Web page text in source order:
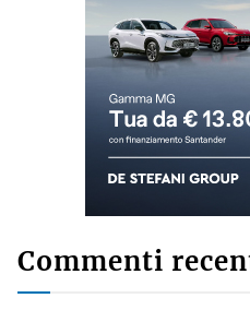
Commenti